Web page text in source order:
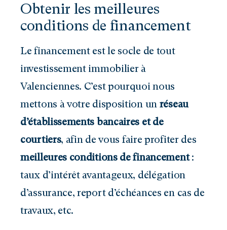
Obtenir les meilleures
conditions de financement
Le financement est le socle de tout
investissement immobilier à
Valenciennes. C’est pourquoi nous
mettons à votre disposition un réseau
d’établissements bancaires et de
courtiers, afin de vous faire profiter des
meilleures conditions de financement:
taux d’intérêt avantageux, délégation
d’assurance, report d’échéances en cas de
travaux, etc.